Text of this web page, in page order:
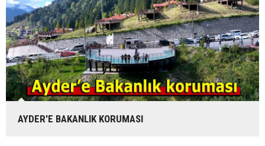
AYDER'E BAKANLIK KORUMASI